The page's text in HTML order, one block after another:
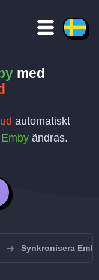
med
automatiskt
Embyändras.
Synkronisera